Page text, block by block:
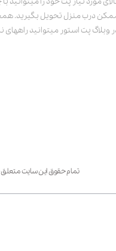
درب منزل تحویل بگیرید.
وبلاگ پت استور میتوانید
تمام حقوق این سایت متعلق